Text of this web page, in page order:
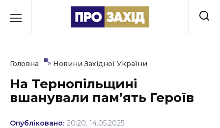
до
Культура
Освіта
Головна » Новини Західної України
На Тернопільщині
вшанували пам’ять Героїв
Опубліковано: 20:20, 14.05.2025